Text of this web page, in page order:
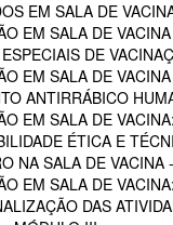
EM SALA DE
EM SALA DE
DE
EM SALA DE
ANTIRRÁBICO
EM SALA DE
ÉTICA E
NA SALA DE VACINA
EM SALA DE VACINA:
DAS